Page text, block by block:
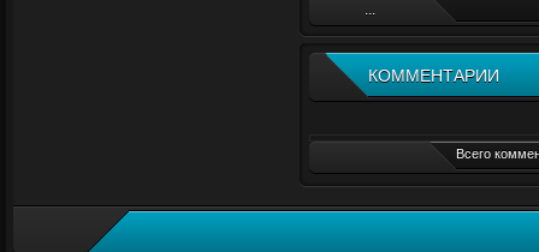
...
КОММЕНТАРИИ
Всего